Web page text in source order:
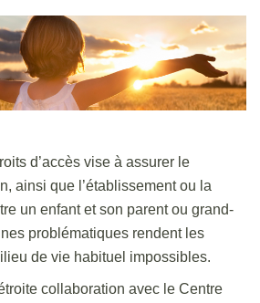
d’accès vise à assurer le
ainsi que l’établissement ou la
un enfant et son parent ou grand-
problématiques rendent les
de vie habituel impossibles.
collaboration avec le Centre